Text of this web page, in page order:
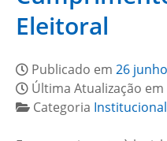
Eleitoral
Publicado em 26
Última Atualização em
Categoria Institucional